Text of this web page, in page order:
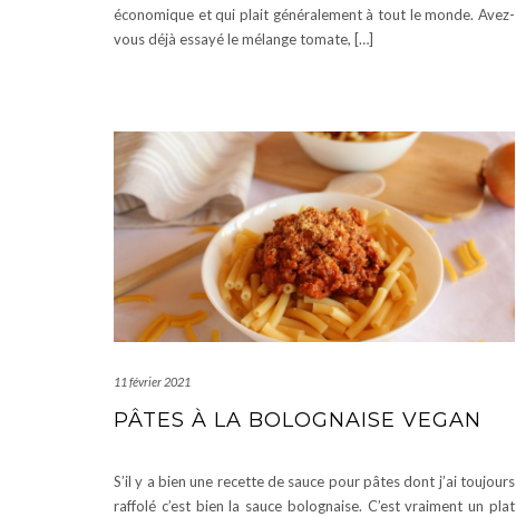
économique et qui plait généralement à tout le monde. Avez-
vous déjà essayé le mélange tomate, […]
11 février 2021
PÂTES À LA BOLOGNAISE VEGAN
S’il y a bien une recette de sauce pour pâtes dont j’ai toujours
raffolé c’est bien la sauce bolognaise. C’est vraiment un plat